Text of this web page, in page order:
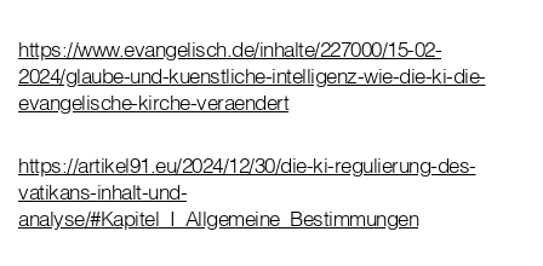
https://www.evangelisch.de/inhalte/227000/15-02-
2024/glaube-und-kuenstliche-intelligenz-wie-die-ki-die-
evangelische-kirche-veraendert
https://artikel91.eu/2024/12/30/die-ki-regulierung-des-
vatikans-inhalt-und-
analyse/#Kapitel_I_Allgemeine_Bestimmungen